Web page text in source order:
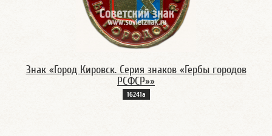
Знак «Город Кировск. Серия знаков «Гербы городов
РСФСР»»
16241а